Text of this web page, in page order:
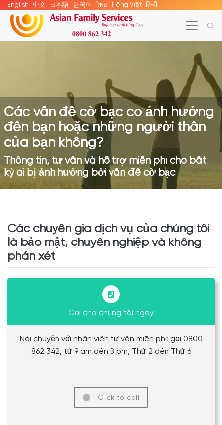
English 中文 日本語 한국어 ไทย Tiếng Việt हिन्दी
Các vấn đề cờ bạc có ảnh hưởng
đến bạn hoặc những người thân
của bạn không?
Thông tin, tư vấn và hỗ trợ miễn phí cho bất
kỳ ai bị ảnh hưởng bởi vấn đề cờ bạc
Các chuyên gia dịch vụ của chúng tôi
là bảo mật, chuyên nghiệp và không
phán xét
Gọi cho chúng tôi ngay
Nói chuyện với nhân viên tư vấn miễn phí: gọi 0800
862 342, từ 9 am đến 8 pm, Thứ 2 đến Thứ 6
Click to call